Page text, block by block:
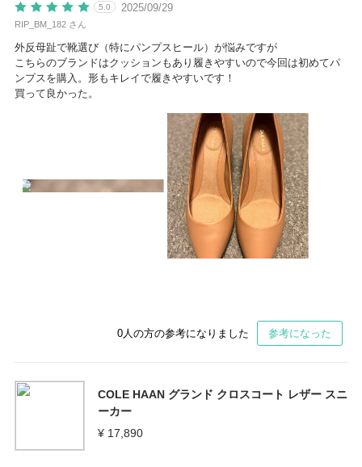
2025/09/29
5.0
RIP_BM_182 さん
外反母趾で靴選び（特にパンプスヒール）が悩みですが
こちらのブランドはクッションもあり履きやすいので今回は初めてパ
ンプスを購入。形もキレイで履きやすいです！
買って良かった。
0 人の方の参考になりました 参考になった
COLE HAAN グランド クロスコート レザー スニ
ーカー
¥ 17,890